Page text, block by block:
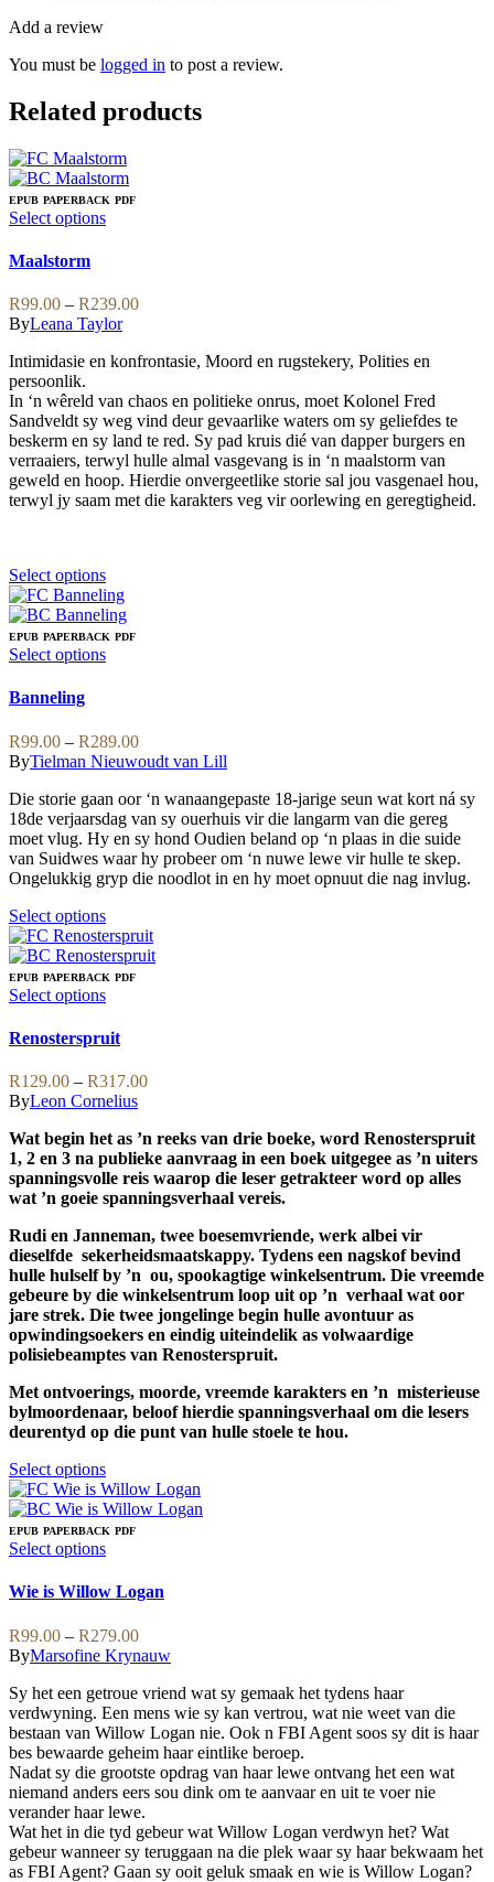
Add a review
You must be logged in to post a review.
Related products
EPUB PAPERBACK PDF
Select optionsThis
variants.
The
options
may
chosen
on
the
product
page
Maalstorm
R99.00 – R239.00Price
through
ByLeana Taylor
Intimidasie en konfrontasie, Moord en rugstekery, Polities en
persoonlik.
In ‘n wêreld van chaos en politieke onrus, moet Kolonel Fred
Sandveldt sy weg vind deur gevaarlike waters om sy geliefdes te
beskerm en sy land te red. Sy pad kruis dié van dapper burgers en
verraaiers, terwyl hulle almal vasgevang is in ‘n maalstorm van
geweld en hoop. Hierdie onvergeetlike storie sal jou vasgenael hou,
terwyl jy saam met die karakters veg vir oorlewing en geregtigheid.
Select optionsThis
product
has
multiple
variants.
be
chosen
on
the
product
page
EPUB PAPERBACK PDF
Select optionsThis
variants.
The
options
may
be
chosen
on
the
product
page
Banneling
R99.00 – R289.00Price
range:
through
R289.00
ByTielman Nieuwoudt van Lill
Die storie gaan oor ‘n wanaangepaste 18-jarige seun wat kort ná sy
18de verjaarsdag van sy ouerhuis vir die langarm van die gereg
moet vlug. Hy en sy hond Oudien beland op ‘n plaas in die suide
van Suidwes waar hy probeer om ‘n nuwe lewe vir hulle te skep.
Ongelukkig gryp die noodlot in en hy moet opnuut die nag invlug.
Select optionsThis
product
has
multiple
variants.
options
be
chosen
on
the
product
page
EPUB PAPERBACK PDF
Select optionsThis
has
variants.
The
options
may
be
chosen
on
the
product
page
Renosterspruit
R129.00 – R317.00Price
through
R317.00
ByLeon Cornelius
Wat begin het as ’n reeks van drie boeke, word Renosterspruit
1, 2 en 3 na publieke aanvraag in een boek uitgegee as ’n uiters
spanningsvolle reis waarop die leser getrakteer word op alles
wat ’n goeie spanningsverhaal vereis.
Rudi en Janneman, twee boesemvriende, werk albei vir
dieselfde sekerheidsmaatskappy. Tydens een nagskof bevind
hulle hulself by ’n ou, spookagtige winkelsentrum. Die vreemde
gebeure by die winkelsentrum loop uit op ’n verhaal wat oor
jare strek. Die twee jongelinge begin hulle avontuur as
opwindingsoekers en eindig uiteindelik as volwaardige
polisiebeamptes van Renosterspruit.
Met ontvoerings, moorde, vreemde karakters en ’n misterieuse
bylmoordenaar, beloof hierdie spanningsverhaal om die lesers
deurentyd op die punt van hulle stoele te hou.
Select optionsThis
product
has
multiple
variants.
options
be
chosen
on
the
product
page
EPUB PAPERBACK PDF
Select optionsThis
has
multiple
variants.
The
options
may
be
chosen
on
the
product
page
Wie is Willow Logan
R99.00 – R279.00Price
range:
through
R279.00
ByMarsofine Krynauw
Sy het een getroue vriend wat sy gemaak het tydens haar
verdwyning. Een mens wie sy kan vertrou, wat nie weet van die
bestaan van Willow Logan nie. Ook n FBI Agent soos sy dit is haar
bes bewaarde geheim haar eintlike beroep.
Nadat sy die grootste opdrag van haar lewe ontvang het een wat
niemand anders eers sou dink om te aanvaar en uit te voer nie
verander haar lewe.
Wat het in die tyd gebeur wat Willow Logan verdwyn het? Wat
gebeur wanneer sy teruggaan na die plek waar sy haar bekwaam het
as FBI Agent? Gaan sy ooit geluk smaak en wie is Willow Logan?